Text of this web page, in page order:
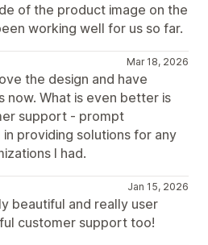
of the product image on the
working well for us so far.
Mar 18, 2026
the design and have
now. What is even better is
support - prompt
providing solutions for any
I had.
Jan 15, 2026
beautiful and really user
customer support too!